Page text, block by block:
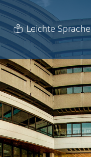
Leichte Sprache